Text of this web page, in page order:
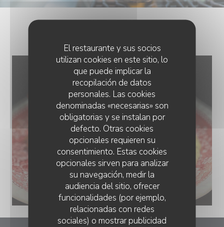
El restaurante y sus socios
utilizan cookies en este sitio, lo
que puede implicar la
recopilación de datos
personales. Las cookies
denominadas «necesarias» son
obligatorias y se instalan por
defecto. Otras cookies
opcionales requieren su
consentimiento. Estas cookies
opcionales sirven para analizar
su navegación, medir la
audiencia del sitio, ofrecer
funcionalidades (por ejemplo,
relacionadas con redes
sociales) o mostrar publicidad